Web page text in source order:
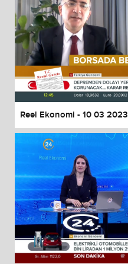
Reel Ekonomi - 10 03 2023